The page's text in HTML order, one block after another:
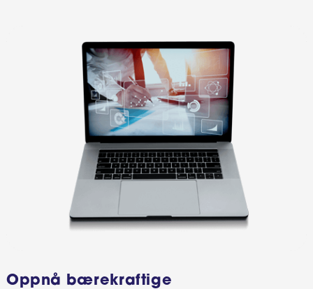
Oppnå bærekraftige